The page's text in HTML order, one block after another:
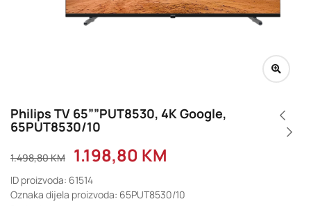
Philips TV 65””PUT8530, 4K Google,
65PUT8530/10
1.498,80KM 1.198,80 KM
ID proizvoda: 61514
Oznaka dijela proizvoda: 65PUT8530/10